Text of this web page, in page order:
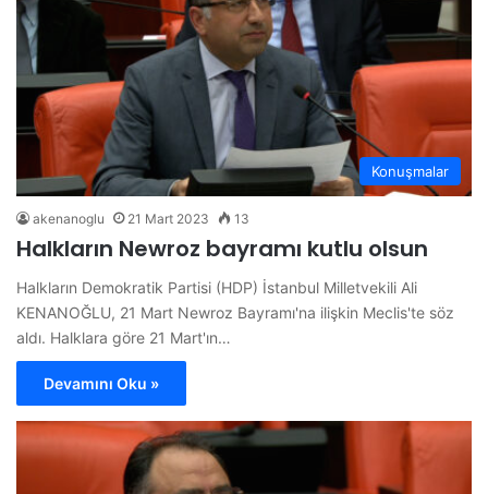
Konuşmalar
akenanoglu 21 Mart 2023 13
Halkların Newroz bayramı kutlu olsun
Halkların Demokratik Partisi (HDP) İstanbul Milletvekili Ali
KENANOĞLU, 21 Mart Newroz Bayramı'na ilişkin Meclis'te söz
aldı. Halklara göre 21 Mart'ın…
Devamını Oku »